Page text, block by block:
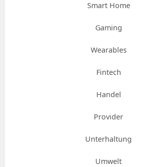
Smart Home
Gaming
Wearables
Fintech
Handel
Provider
Unterhaltung
Umwelt